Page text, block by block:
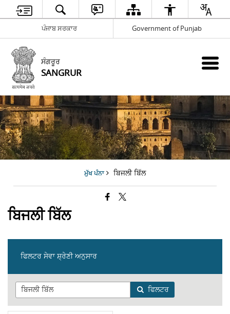
ਪੰਜਾਬ ਸਰਕਾਰ Government of Punjab
ਸੰਗਰੂਰ
SANGRUR
ਮੁੱਖ ਪੰਨਾ ਬਿਜਲੀ ਬਿੱਲ
ਬਿਜਲੀ ਬਿੱਲ
ਫਿਲਟਰ ਸੇਵਾ ਸ਼੍ਰੇਣੀ ਅਨੁਸਾਰ
ਫਿਲਟਰ